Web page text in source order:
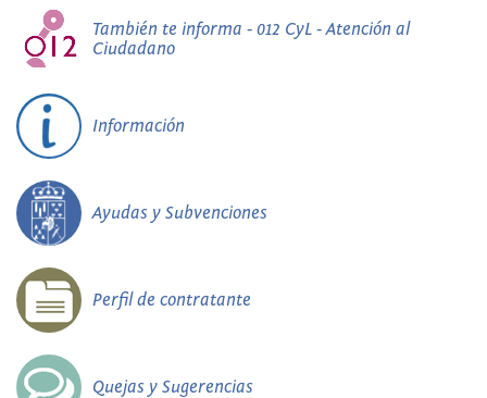
También te informa - 012 CyL - Atención al
Ciudadano
Información
Ayudas y Subvenciones
Perfil de contratante
Quejas y Sugerencias